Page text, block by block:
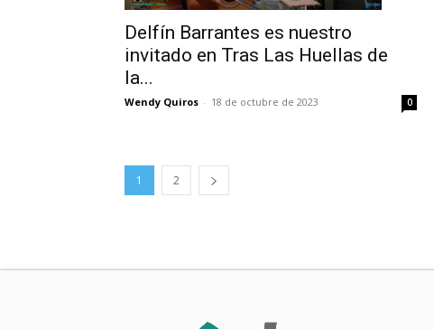
Delfín Barrantes es nuestro
invitado en Tras Las Huellas de
la...
Wendy Quiros - 18 de octubre de 2023 0
1 2